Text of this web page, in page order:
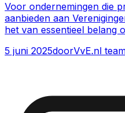
Voor ondernemingen die
aanbieden aan
het van essentieel belang
5 juni 2025doorVvE.nl